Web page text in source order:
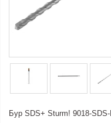
Бур SDS+ Sturm! 9018-